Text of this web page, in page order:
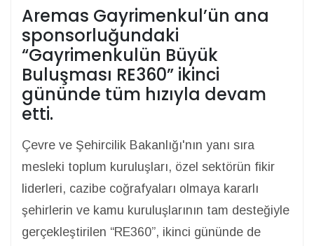
Aremas Gayrimenkul’ün ana
sponsorluğundaki
“Gayrimenkulün Büyük
Buluşması RE360” ikinci
gününde tüm hızıyla devam
etti.
Çevre ve Şehircilik Bakanlığı'nın yanı sıra
mesleki toplum kuruluşları, özel sektörün fikir
liderleri, cazibe coğrafyaları olmaya kararlı
şehirlerin ve kamu kuruluşlarının tam desteğiyle
gerçekleştirilen “RE360”, ikinci gününde de